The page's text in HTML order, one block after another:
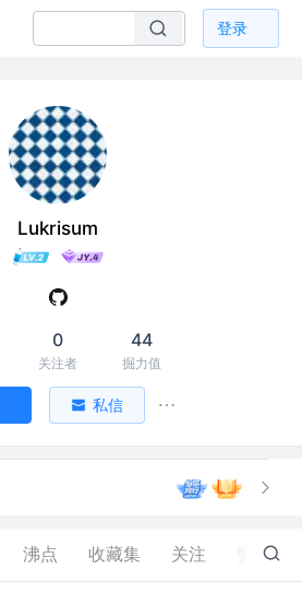
登录
Lukrisum
0
关注者
44
掘力值
私信
沸点 收藏集 关注 27